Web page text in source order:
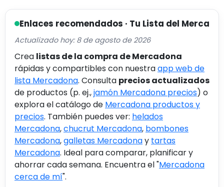
Enlaces recomendados · Tu Lista del Merca
Actualizado hoy: 8 de agosto de 2026
Crea listas de la compra de Mercadona
rápidas y compartibles con nuestraapp web de
lista Mercadona. Consulta precios actualizados
de productos (p. ej.,jamón Mercadona precios) o
explora el catálogo de Mercadona productos y
precios. También puedes ver: helados
Mercadona,chucrut Mercadona, bombones
Mercadona,galletas Mercadonay tartas
Mercadona. Ideal para comparar, planificar y
ahorrar cada semana. Encuentra el "Mercadona
cerca de mí".